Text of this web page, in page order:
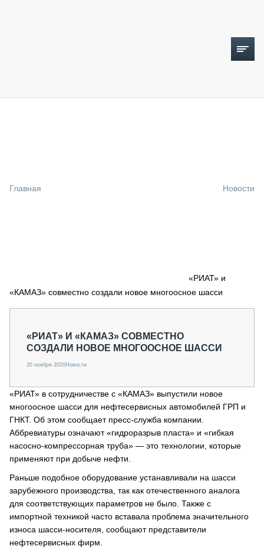
СПЕЦПРОЕКТЫ
О ПРОЕКТЕ
Главная Новости
«РИАТ» и
«КАМАЗ» совместно создали новое многоосное шасси
«РИАТ» И «КАМАЗ» СОВМЕСТНО
СОЗДАЛИ НОВОЕ МНОГООСНОЕ ШАССИ
20 ноября 2020Новости
«РИАТ» в сотрудничестве с «КАМАЗ» выпустили новое
многоосное шасси для нефтесервисных автомобилей ГРП и
ГНКТ. Об этом сообщает пресс-служба компании.
Аббревиатуры означают «гидроразрыв пласта» и «гибкая
насосно-компрессорная труба» — это технологии, которые
применяют при добыче нефти.
Раньше подобное оборудование устанавливали на шасси
зарубежного производства, так как отечественного аналога
для соответствующих параметров не было. Также с
импортной техникой часто вставала проблема значительного
износа шасси-носителя, сообщают представители
нефтесервисных фирм.